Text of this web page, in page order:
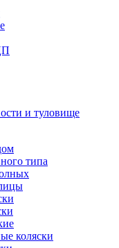
и туловище
типа
коляски